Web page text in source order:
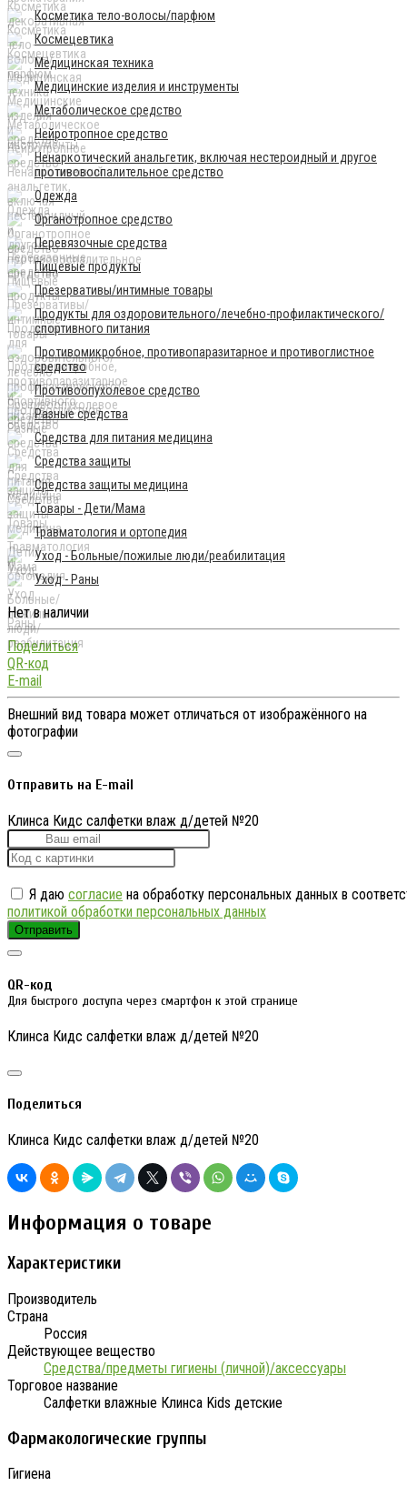
Косметика тело-волосы/парфюм
Космецевтика
Медицинская техника
Медицинские изделия и инструменты
Метаболическое средство
Нейротропное средство
Ненаркотический анальгетик, включая нестероидный и другое
противовоспалительное средство
Одежда
Органотропное средство
Перевязочные средства
Пищевые продукты
Презервативы/интимные товары
Продукты для оздоровительного/лечебно-профилактического/
спортивного питания
Противомикробное, противопаразитарное и противоглистное
средство
Противоопухолевое средство
Разные средства
Средства для питания медицина
Средства защиты
Средства защиты медицина
Товары - Дети/Мама
Травматология и ортопедия
Уход - Больные/пожилые люди/реабилитация
Уход - Раны
Нет в наличии
Поделиться
QR-код
E-mail
Внешний вид товара может отличаться от изображённого на
фотографии
Отправить на E-mail
Клинса Кидс салфетки влаж д/детей №20
Я даю согласие на обработку персональных данных в
политикой обработки персональных данных
Отправить
QR-код
Для быстрого доступа через смартфон к этой странице
Клинса Кидс салфетки влаж д/детей №20
Поделиться
Клинса Кидс салфетки влаж д/детей №20
Информация о товаре
Характеристики
Производитель
Страна
Россия
Действующее вещество
Средства/предметы гигиены (личной)/аксессуары
Торговое название
Салфетки влажные Клинса Kids детские
Фармакологические группы
Гигиена